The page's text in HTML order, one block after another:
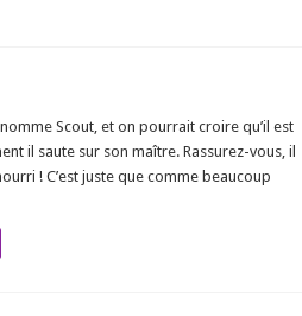
Scout, et on pourrait croire qu’il est
il saute sur son maître. Rassurez-vous, il
! C’est juste que comme beaucoup